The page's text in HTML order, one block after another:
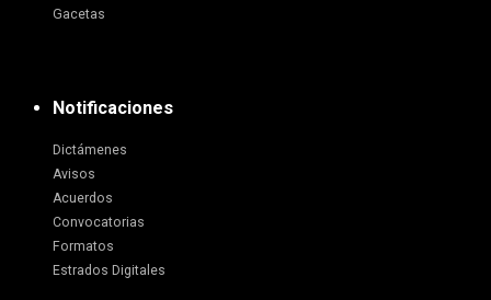
Gacetas
Notificaciones
Dictámenes
Avisos
Acuerdos
Convocatorias
Formatos
Estrados Digitales